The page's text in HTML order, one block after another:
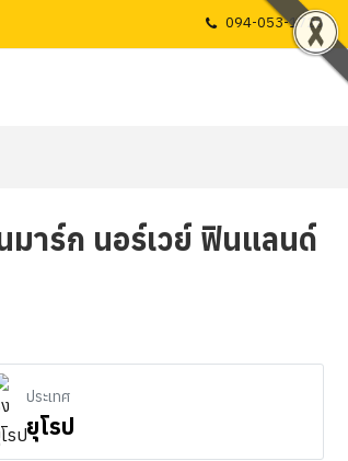
094-053-1725
มาร์ก นอร์เวย์ ฟินแลนด์
ประเทศ
ยุโรป